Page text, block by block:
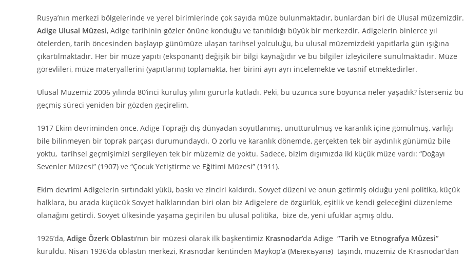
Rusya’nın merkezi bölgelerinde ve yerel birimlerinde çok sayıda müze bulunmaktadır, bunlardan biri de Ulusal müzemizdir.
Adige Ulusal Müzesi, Adige tarihinin gözler önüne konduğu ve tanıtıldığı büyük bir merkezdir. Adigelerin binlerce yıl
ötelerden, tarih öncesinden başlayıp günümüze ulaşan tarihsel yolculuğu, bu ulusal müzemizdeki yapıtlarla gün ışığına
çıkartılmaktadır. Her bir müze yapıtı (eksponant) değişik bir bilgi kaynağıdır ve bu bilgiler izleyicilere sunulmaktadır. Müze
görevlileri, müze materyallerini (yapıtlarını) toplamakta, her birini ayrı ayrı incelemekte ve tasnif etmektedirler.
Ulusal Müzemiz 2006 yılında 80’inci kuruluş yılını gururla kutladı. Peki, bu uzunca süre boyunca neler yaşadık? İsterseniz bu
geçmiş süreci yeniden bir gözden geçirelim.
1917 Ekim devriminden önce, Adige Toprağı dış dünyadan soyutlanmış, unutturulmuş ve karanlık içine gömülmüş, varlığı
bile bilinmeyen bir toprak parçası durumundaydı. O zorlu ve karanlık dönemde, gerçekten tek bir aydınlık günümüz bile
yoktu, tarihsel geçmişimizi sergileyen tek bir müzemiz de yoktu. Sadece, bizim dışımızda iki küçük müze vardı: “Doğayı
Sevenler Müzesi” (1907) ve “Çocuk Yetiştirme ve Eğitimi Müzesi” (1911).
Ekim devrimi Adigelerin sırtındaki yükü, baskı ve zinciri kaldırdı. Sovyet düzeni ve onun getirmiş olduğu yeni politika, küçük
halklara, bu arada küçücük Sovyet halklarından biri olan biz Adigelere de özgürlük, eşitlik ve kendi geleceğini düzenleme
olanağını getirdi. Sovyet ülkesinde yaşama geçirilen bu ulusal politika, bize de, yeni ufuklar açmış oldu.
1926’da, Adige Özerk Oblastı‘nın bir müzesi olarak ilk başkentimiz Krasnodar‘da Adige “Tarih ve Etnografya Müzesi”
kuruldu. Nisan 1936’da oblastın merkezi, Krasnodar kentinden Maykop’a (Мыекъуапэ) taşındı, müzemiz de Krasnodar’dan